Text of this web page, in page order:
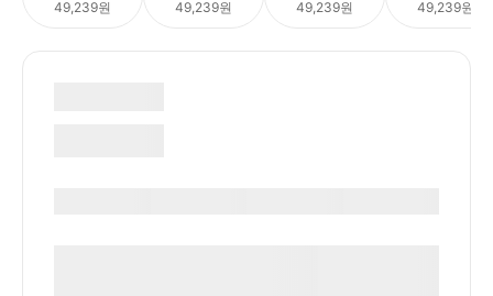
49,239원 49,239원 49,239원 49,239원